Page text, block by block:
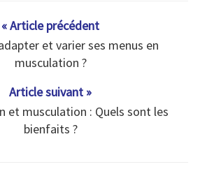
« Article précédent
et varier ses menus en
musculation ?
Article suivant »
et musculation : Quels sont les
bienfaits ?